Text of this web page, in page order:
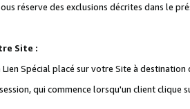
réserve des exclusions décrites dans le
Site :
Spécial placé sur votre Site à destination
qui commence lorsqu'un client